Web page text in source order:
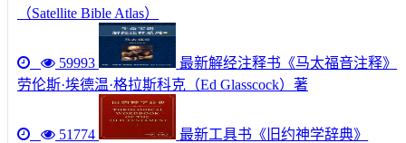
（Satellite Bible Atlas）
59993
最新解经注释书《马太福音注释》
劳伦斯·埃德温·格拉斯科克（Ed Glasscock）著
51774
最新工具书《旧约神学辞典》